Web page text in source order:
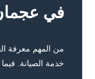
في
من المهم معرفة
خدمة الصيانة.